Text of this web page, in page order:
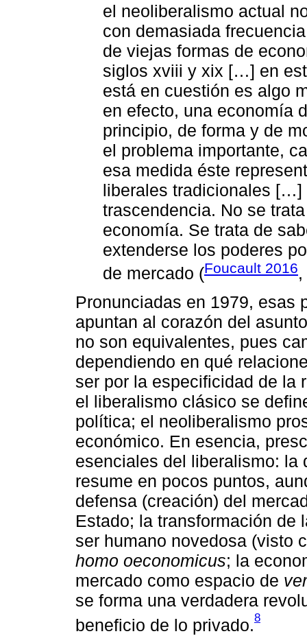
el neoliberalismo actual
con demasiada
de viejas formas de
siglos xviii y xix […] en
está en cuestión es algo
en efecto, una economía
principio, de forma y de
el problema importante,
esa medida éste
liberales tradicionales […]
trascendencia. No se
economía. Se trata de
extenderse los poderes
de mercado (Foucault 2016
Pronunciadas en 1979, esas
apuntan al corazón del
no son equivalentes, pues
dependiendo en qué
ser por la especificidad de la
el liberalismo clásico se
política; el neoliberalismo
económico. En esencia,
esenciales del liberalismo: la
resume en pocos puntos,
defensa (creación) del
Estado; la transformación de
ser humano novedosa (visto
homo oeconomicus; la
mercado como espacio de
se forma una verdadera
beneficio de lo privado.8